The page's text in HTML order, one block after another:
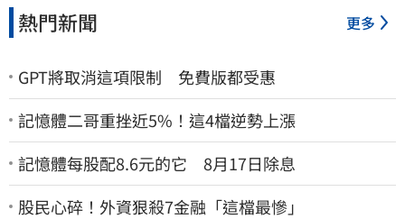
熱門新聞 更多
GPT將取消這項限制 免費版都受惠
記憶體二哥重挫近5%！這4檔逆勢上漲
記憶體每股配8.6元的它 8月17日除息
股民心碎！外資狠殺7金融「這檔最慘」